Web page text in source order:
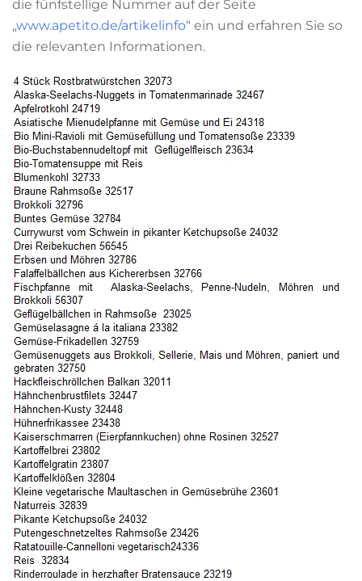
die fünfstellige Nummer auf der Seite
„www.apetito.de/artikelinfo“ ein und erfahren Sie so
die relevanten Informationen.